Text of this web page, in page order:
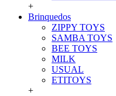
+
Brinquedos
ZIPPY TOYS
SAMBA TOYS
BEE TOYS
MILK
USUAL
ETITOYS
+